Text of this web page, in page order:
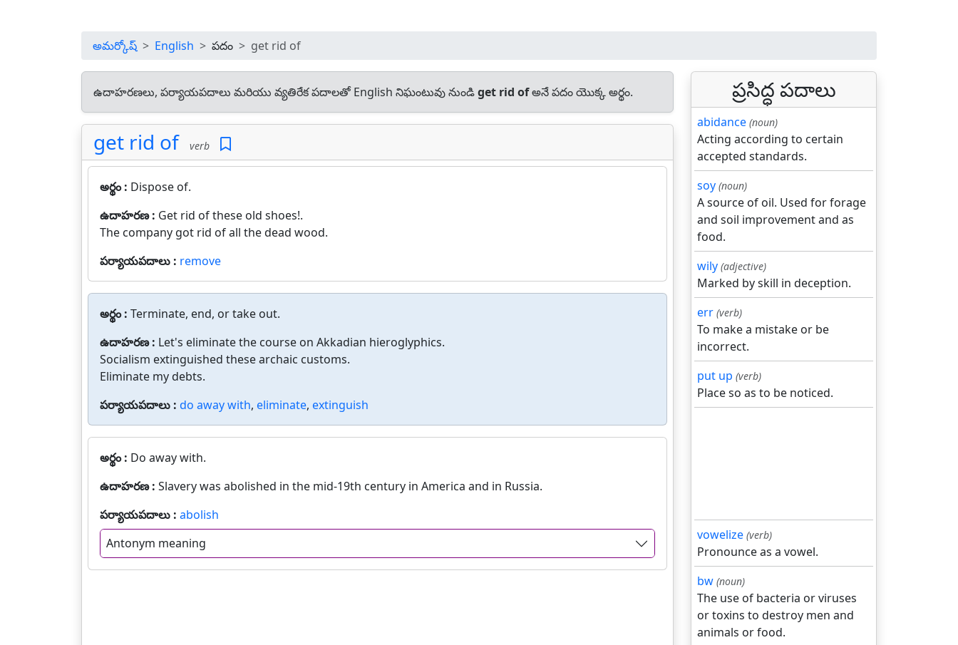
అమర్కోష్ English పదం get rid of
ఉదాహరణలు, పర్యాయపదాలు మరియు వ్యతిరేక పదాలతో English నిఘంటువు నుండిget rid ofఅనే పదం యొక్క అర్థం.
get rid of verb
అర్థం : Dispose of.
ఉదాహరణ : Get rid of these old shoes!.
The company got rid of all the dead wood.
పర్యాయపదాలు : remove
అర్థం : Terminate, end, or take out.
ఉదాహరణ : Let's eliminate the course on Akkadian hieroglyphics.
Socialism extinguished these archaic customs.
Eliminate my debts.
పర్యాయపదాలు : do away with, eliminate, extinguish
అర్థం : Do away with.
ఉదాహరణ : Slavery was abolished in the mid-19th century in America and in Russia.
పర్యాయపదాలు : abolish
Antonym meaning
ప్రసిద్ధ పదాలు
abidance (noun)
Acting according to certain
accepted standards.
soy (noun)
A source of oil. Used for forage
and soil improvement and as
food.
wily (adjective)
Marked by skill in deception.
err (verb)
To make a mistake or be
incorrect.
put up (verb)
Place so as to be noticed.
vowelize (verb)
Pronounce as a vowel.
bw (noun)
The use of bacteria or viruses
or toxins to destroy men and
animals or food.